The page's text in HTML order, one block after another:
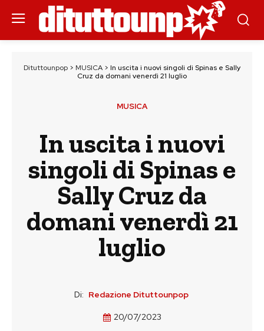
Dituttounpop > MUSICA > In uscita i nuovi singoli di Spinas e Sally
Cruz da domani venerdì 21 luglio
MUSICA
In uscita i nuovi
singoli di Spinas e
Sally Cruz da
domani venerdì 21
luglio
Di: Redazione Dituttounpop
20/07/2023